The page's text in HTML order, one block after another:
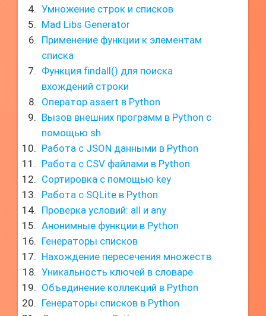
Умножение строк и списков
Mad Libs Generator
Применение функции к элементам
списка
Функция findall() для поиска
вхождений строки
Оператор assert в Python
Вызов внешних программ в Python с
помощью sh
Работа с JSON данными в Python
Работа с CSV файлами в Python
Сортировка с помощью key
Работа с SQLite в Python
Проверка условий: all и any
Анонимные функции в Python
Генераторы списков
Нахождение пересечения множеств
Уникальность ключей в словаре
Объединение коллекций в Python
Генераторы списков в Python